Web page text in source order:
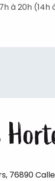
à 20h
76890